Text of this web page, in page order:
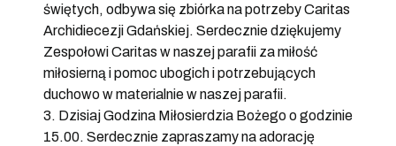
świętych, odbywa się zbiórka na potrzeby Caritas
Archidiecezji Gdańskiej. Serdecznie dziękujemy
Zespołowi Caritas w naszej parafii za miłość
miłosierną i pomoc ubogich i potrzebujących
duchowo w materialnie w naszej parafii.
3. Dzisiaj Godzina Miłosierdzia Bożego o godzinie
15.00. Serdecznie zapraszamy na adorację